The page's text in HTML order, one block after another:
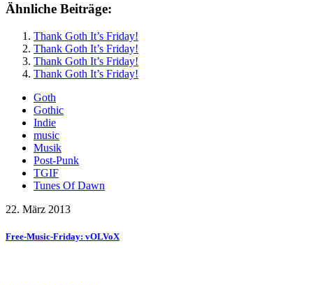
Ähnliche Beiträge:
Thank Goth It’s Friday!
Thank Goth It’s Friday!
Thank Goth It’s Friday!
Thank Goth It’s Friday!
Goth
Gothic
Indie
music
Musik
Post-Punk
TGIF
Tunes Of Dawn
22. März 2013
Free-Music-Friday: vOLVoX